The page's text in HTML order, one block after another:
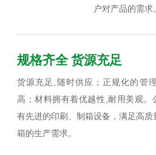
户对产品的需求。
规格齐全 货源充足
货源充足,随时供应；正规化的管
高；材料拥有着优越性,耐用美观。
有先进的印刷、制箱设备，满足高质
箱的生产需求。